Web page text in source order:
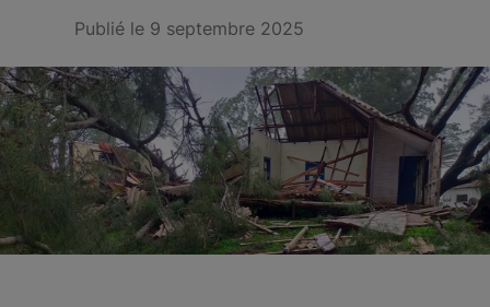
Publié le 9 septembre 2025